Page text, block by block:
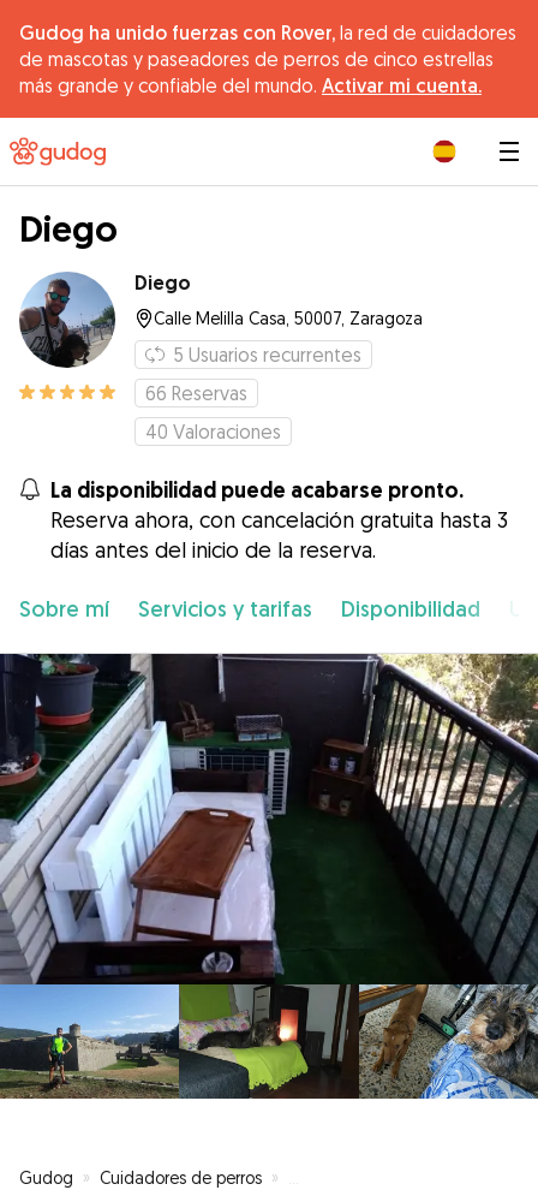
Gudog ha unido fuerzas con Rover, la red de cuidadores
de mascotas y paseadores de perros de cinco estrellas
más grande y confiable del mundo. Activar mi cuenta.
Diego
Diego
Calle Melilla Casa, 50007, Zaragoza
5 Usuarios recurrentes
66 Reservas
40 Valoraciones
La disponibilidad puede acabarse pronto.
Reserva ahora, con cancelación gratuita hasta 3
días antes del inicio de la reserva.
Sobre mí Servicios y tarifas Disponibilidad
Gudog » Cuidadores de perros »